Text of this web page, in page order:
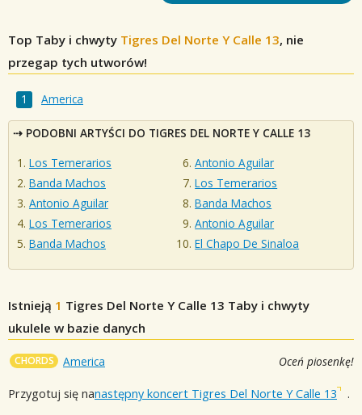
Top Taby i chwyty Tigres Del Norte Y Calle 13, nie
przegap tych utworów!
America
PODOBNI ARTYŚCI DO TIGRES DEL NORTE Y CALLE 13
Los Temerarios
Banda Machos
Antonio Aguilar
Los Temerarios
Banda Machos
Antonio Aguilar
Los Temerarios
Banda Machos
Antonio Aguilar
El Chapo De Sinaloa
Istnieją 1 Tigres Del Norte Y Calle 13 Taby i chwyty
ukulele w bazie danych
CHORDS America Oceń piosenkę!
Przygotuj się nanastępny koncert Tigres Del Norte Y Calle 13 .